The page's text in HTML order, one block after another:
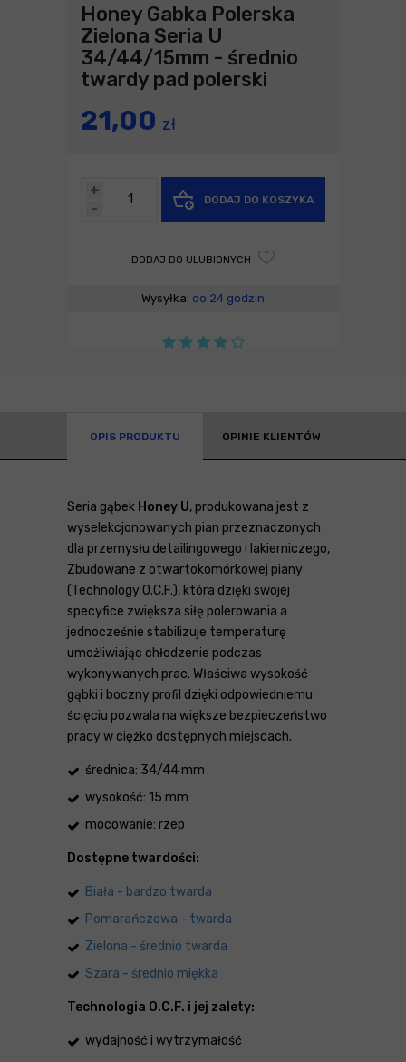
Honey Gabka Polerska
Zielona Seria U
34/44/15mm - średnio
twardy pad polerski
21,00 zł
-
+
DODAJ DO KOSZYKA
DODAJ DO ULUBIONYCH
Wysyłka: do 24 godzin
OPIS PRODUKTU OPINIE KLIENTÓW
Seria gąbek Honey U, produkowana jest z
wyselekcjonowanych pian przeznaczonych
dla przemysłu detailingowego i lakierniczego,
Zbudowane z otwartokomórkowej piany
(Technology O.C.F.), która dzięki swojej
specyfice zwiększa siłę polerowania a
jednocześnie stabilizuje temperaturę
umożliwiając chłodzenie podczas
wykonywanych prac. Właściwa wysokość
gąbki i boczny profil dzięki odpowiedniemu
ścięciu pozwala na większe bezpieczeństwo
pracy w ciężko dostępnych miejscach.
średnica: 34/44 mm
wysokość: 15 mm
mocowanie: rzep
Dostępne twardości:
Biała - bardzo twarda
Pomarańczowa - twarda
Zielona - średnio twarda
Szara - średnio miękka
Technologia O.C.F. i jej zalety:
wydajność i wytrzymałość